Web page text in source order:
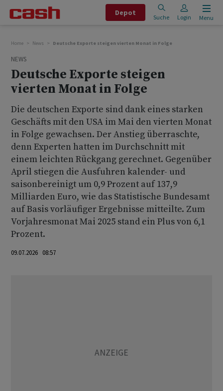
Depot
Suche Login Menu
Home News Deutsche Exporte steigen vierten Monat in Folge
NEWS
Deutsche Exporte steigen
vierten Monat in Folge
Die deutschen Exporte sind dank eines starken
Geschäfts mit den USA im Mai den vierten Monat
in Folge gewachsen. Der Anstieg überraschte,
denn Experten hatten im Durchschnitt mit
einem leichten Rückgang gerechnet. Gegenüber
April stiegen die Ausfuhren kalender- und
saisonbereinigt um 0,9 Prozent auf 137,9
Milliarden Euro, wie das Statistische Bundesamt
auf Basis vorläufiger Ergebnisse mitteilte. Zum
Vorjahresmonat Mai 2025 stand ein Plus von 6,1
Prozent.
09.07.2026 08:57